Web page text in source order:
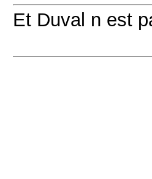
Et Duval n est